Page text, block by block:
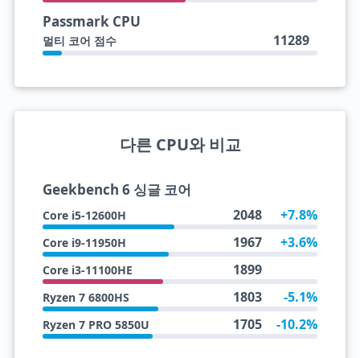
Passmark CPU
멀티 코어 점수 11289
다른 CPU와 비교
Geekbench 6 싱글 코어
Core i5-12600H 2048 +7.8%
Core i9-11950H 1967 +3.6%
Core i3-11100HE 1899
Ryzen 7 6800HS 1803 -5.1%
Ryzen 7 PRO 5850U 1705 -10.2%